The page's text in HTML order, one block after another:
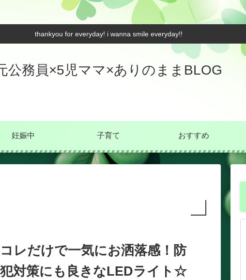
thankyou for everyday! i wanna smile everyday!!
公務員×5児ママ×ありのままBLOG
妊娠中 子育て おすすめ
コレだけで一気にお洒落感！防
犯対策にも良きなLEDライト☆